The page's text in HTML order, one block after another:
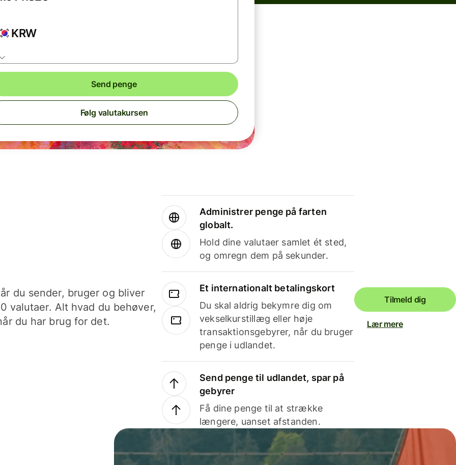
KRW
Send penge
Følg valutakursen
du sender, bruger og bliver
valutaer. Alt hvad du behøver,
du har brug for det.
Administrer penge på farten
globalt.
Hold dine valutaer samlet ét sted,
og omregn dem på sekunder.
Et internationalt betalingskort
Du skal aldrig bekymre dig om
vekselkurstillæg eller høje
transaktionsgebyrer, når du bruger
penge i udlandet.
Send penge til udlandet, spar på
gebyrer
Få dine penge til at strække
længere, uanset afstanden.
Tilmeld dig
Lær mere